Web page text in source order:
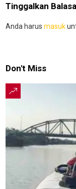
Tinggalkan
Anda harus masuk
Don't Miss